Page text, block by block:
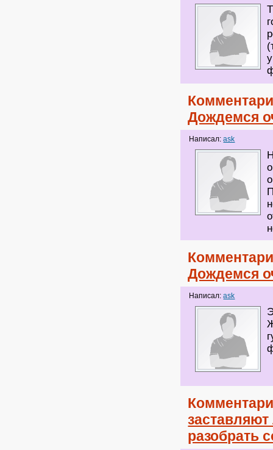
Дождемся
Написал:ask
Дождемся
Написал:ask
разобрать